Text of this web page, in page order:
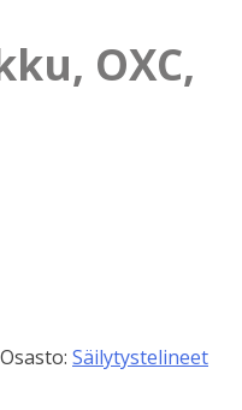
OXC,
Osasto: Säilytystelineet